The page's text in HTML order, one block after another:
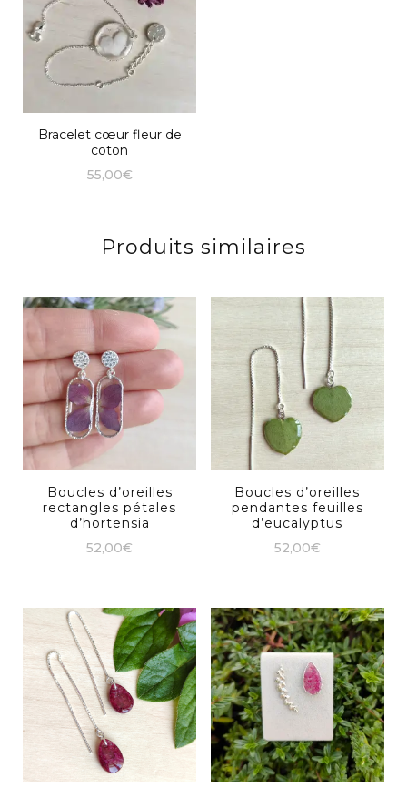
Bracelet cœur fleur de
coton
55,00€
Produits similaires
Boucles d’oreilles
rectangles pétales
d’hortensia
52,00€
Boucles d’oreilles
pendantes feuilles
d’eucalyptus
52,00€